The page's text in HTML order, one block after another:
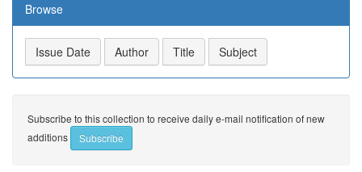
Browse
Subscribe to this collection to receive daily e-mail notification of new
additions